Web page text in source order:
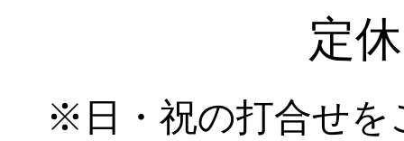
定
※日・祝の打合せを